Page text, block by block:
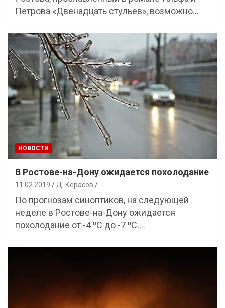
Петрова «Двенадцать стульев», возможно…
НОВОСТИ
В Ростове-на-Дону ожидается похолодание
11.02.2019 Д. Керасов
По прогнозам синоптиков, на следующей
неделе в Ростове-на-Дону ожидается
похолодание от -4 ⁰С до -7 ⁰С.…